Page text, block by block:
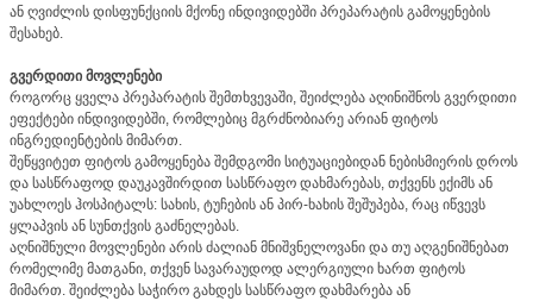
ან ღვიძლის დისფუნქციის მქონე ინდივიდებში პრეპარატის გამოყენების
შესახებ.
გვერდითი მოვლენები
როგორც ყველა პრეპარატის შემთხვევაში, შეიძლება აღინიშნოს გვერდითი
ეფექტები ინდივიდებში, რომლებიც მგრძნობიარე არიან ფიტოს
ინგრედიენტების მიმართ.
შეწყვიტეთ ფიტოს გამოყენება შემდგომი სიტუაციებიდან ნებისმიერის დროს
და სასწრაფოდ დაუკავშირდით სასწრაფო დახმარებას, თქვენს ექიმს ან
უახლოეს ჰოსპიტალს: სახის, ტუჩების ან პირ-ხახის შეშუპება, რაც იწვევს
ყლაპვის ან სუნთქვის გაძნელებას.
აღნიშნული მოვლენები არის ძალიან მნიშვნელოვანი და თუ აღგენიშნებათ
რომელიმე მათგანი, თქვენ სავარაუდოდ ალერგიული ხართ ფიტოს
მიმართ. შეიძლება საჭირო გახდეს სასწრაფო დახმარება ან